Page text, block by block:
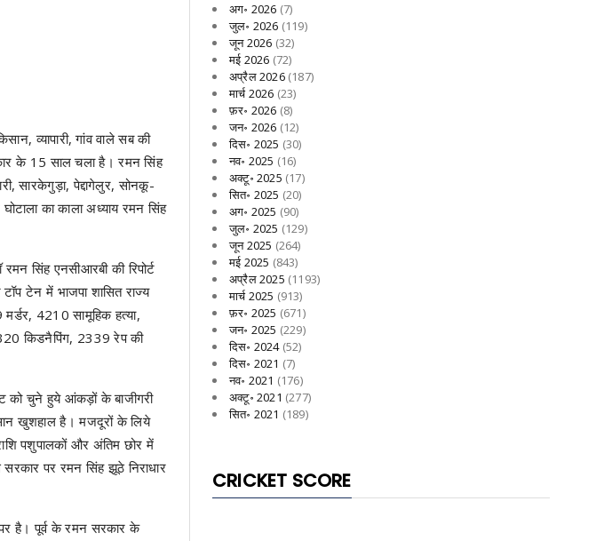
व्यापारी, गांव वाले सब की
के 15 साल चला है। रमन सिंह
सारकेगुड़ा, पेद्दागेलुर, सोनकू-
का काला अध्याय रमन सिंह
सिंह एनसीआरबी की रिपोर्ट
टेन में भाजपा शासित राज्य
4210 सामूहिक हत्या,
किडनैपिंग, 2339 रेप की
को चुने हुये आंकड़ों के बाजीगरी
खुशहाल है। मजदूरों के लिये
पशुपालकों और अंतिम छोर में
पर रमन सिंह झूठे निराधार
है। पूर्व के रमन सरकार के
अग॰ 2026 (7)
जुल॰ 2026 (119)
जून 2026 (32)
मई 2026 (72)
अप्रैल 2026(187)
मार्च 2026 (23)
फ़र॰ 2026 (8)
जन॰ 2026 (12)
दिस॰ 2025 (30)
नव॰ 2025 (16)
अक्टू॰ 2025 (17)
सित॰ 2025 (20)
अग॰ 2025 (90)
जुल॰ 2025 (129)
जून 2025 (264)
मई 2025 (843)
अप्रैल 2025 (1193)
मार्च 2025 (913)
फ़र॰ 2025 (671)
जन॰ 2025 (229)
दिस॰ 2024(52)
दिस॰ 2021 (7)
नव॰ 2021 (176)
अक्टू॰ 2021 (277)
सित॰ 2021 (189)
CRICKET SCORE